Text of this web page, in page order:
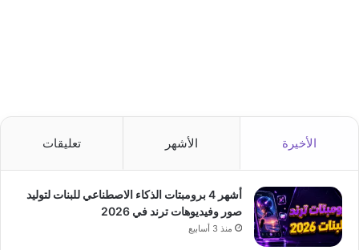
الأخيرة الأشهر تعليقات
أشهر 4 برومبتات الذكاء الاصطناعي للبنات لتوليد
صور وفيديوهات ترند في 2026
منذ 3 أسابيع